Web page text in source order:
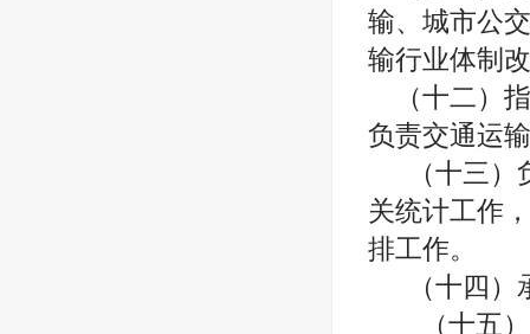
输、城市公
输行业体制
（十二）
负责交通运
（十三
关统计工作
排工作。
（十四
（十五